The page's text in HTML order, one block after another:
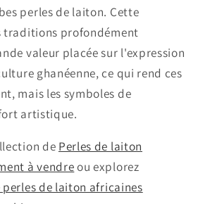
perles de laiton. Cette
traditions profondément
valeur placée sur l'expression
ghanéenne, ce qui rend ces
mais les symboles de
artistique.
de Perles de laiton
à vendreou explorez
de laiton africaines